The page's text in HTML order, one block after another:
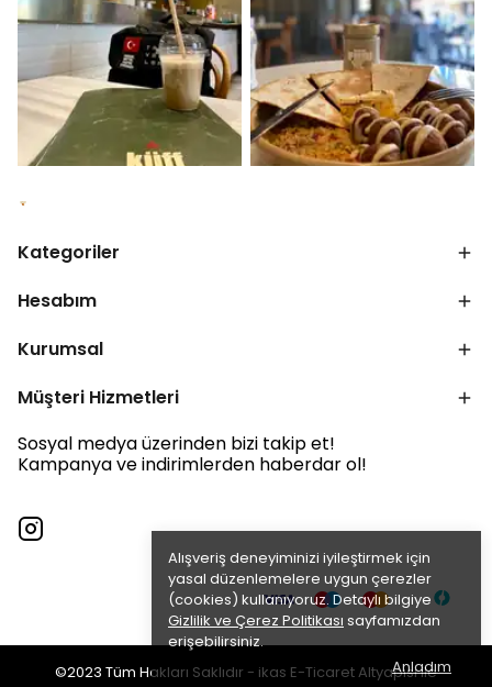
Alışveriş deneyiminizi iyileştirmek için
yasal düzenlemelere uygun çerezler
(cookies) kullanıyoruz. Detaylı bilgiye
Gizlilik ve Çerez Politikası sayfamızdan
erişebilirsiniz.
Anladım
Kategoriler
Hesabım
Kurumsal
Müşteri Hizmetleri
Sosyal medya üzerinden bizi takip et!
Kampanya ve indirimlerden haberdar ol!
©2023 Tüm Hakları Saklıdır - ikas E-Ticaret Altyapısı ile